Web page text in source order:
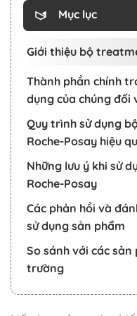
Mục lục
Giới thiệu bộ
Thành phần chính
dụng của chúng đối
Quy trình sử dụng
Roche-Posay hiệu
Những lưu ý khi sử
Roche-Posay
Các phản hồi và
sử dụng sản phẩm
So sánh với các
trường